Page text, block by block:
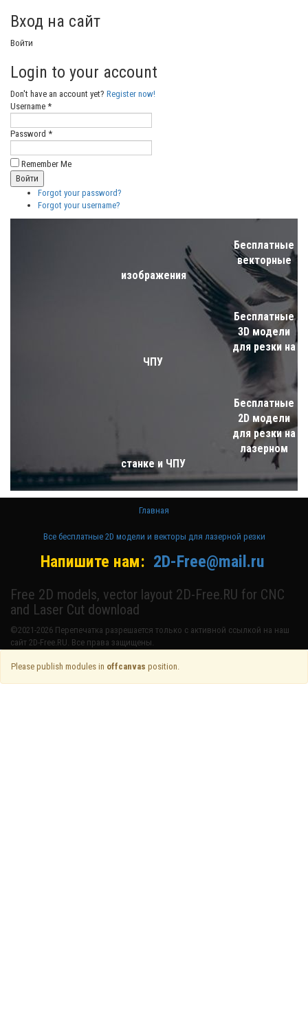
Вход на сайт
Войти
Login to your account
Don't have an account yet? Register now!
Username *
Password *
Remember Me
Forgot your password?
Forgot your username?
Бесплатные
векторные
изображения
Бесплатные
3D модели
для резки на
ЧПУ
Бесплатные
2D модели
для резки на
лазерном
станке и ЧПУ
Главная
Все бесплатные 2D модели и векторы для лазерной резки
Напишите нам: 2D-Free@mail.ru
Free 2D models, vector layout 2D-Free.RU for CNC
and Laser Cut download
©2021-2026 Перепечатка разрешается только с активной ссылкой на наш
сайт 2D-Free.RU. Все права защищены.
Please publish modules in offcanvas position.